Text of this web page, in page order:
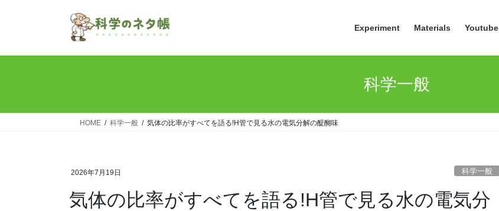
Experiment Materials Youtube
科学一般
HOME 科学一般 気体の比率がすべてを語る!H管で見る水の電気分解の醍醐味
2026年7月19日 科学一般
気体の比率がすべてを語る!H管で見る水の電気分